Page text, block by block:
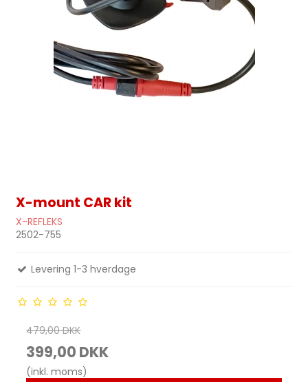
X-mount CAR kit
X-REFLEKS
2502-755
Levering 1-3 hverdage
479,00 DKK
399,00 DKK
(inkl. moms)